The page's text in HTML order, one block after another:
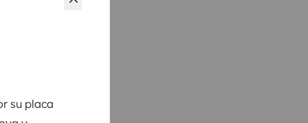
su placa